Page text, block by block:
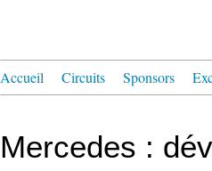
Accueil Circuits Sponsors
Mercedes :